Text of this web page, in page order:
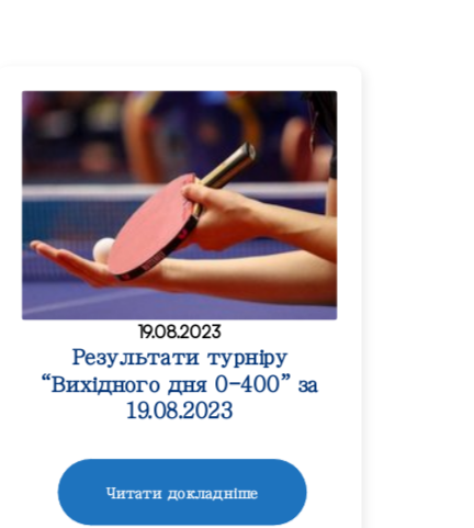
19.08.2023
Результати турніру
“Вихідного дня 0-400” за
19.08.2023
Читати докладніше